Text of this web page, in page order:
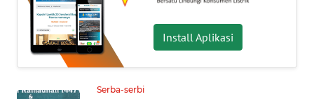
Install Aplikasi
Serba-serbi
PERISTIWA
TOKOH